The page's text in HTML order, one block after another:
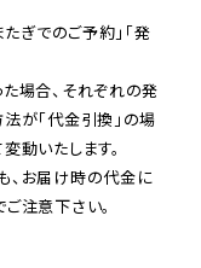
たぎでのご予約」「発
場合、それぞれの発
が「代金引換」の場
、お届け時の代金に
注意下さい。